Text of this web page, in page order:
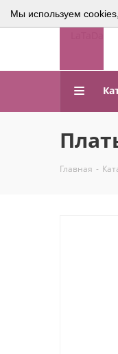
Мы используем
Главная -